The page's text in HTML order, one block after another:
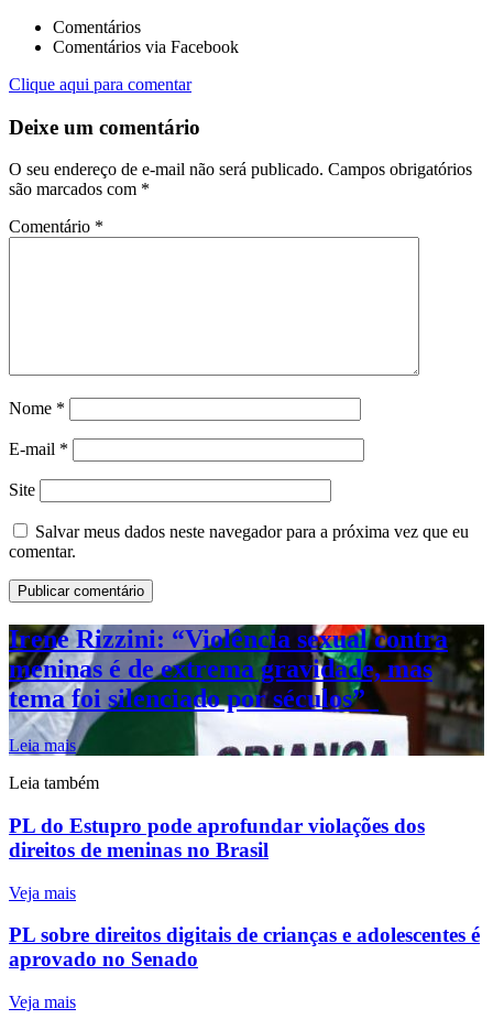
Comentários
Comentários via Facebook
Clique aqui para comentar
Deixe um comentário
O seu endereço de e-mail não será publicado. Campos obrigatórios
são marcados com *
Comentário *
Nome *
E-mail *
Site
Salvar meus dados neste navegador para a próxima vez que eu
comentar.
Irene Rizzini: “Violência sexual contra
meninas é de extrema gravidade, mas
tema foi silenciado por séculos”
Leia mais
Leia também
PL do Estupro pode aprofundar violações dos
direitos de meninas no Brasil
Veja mais
PL sobre direitos digitais de crianças e adolescentes é
aprovado no Senado
Veja mais